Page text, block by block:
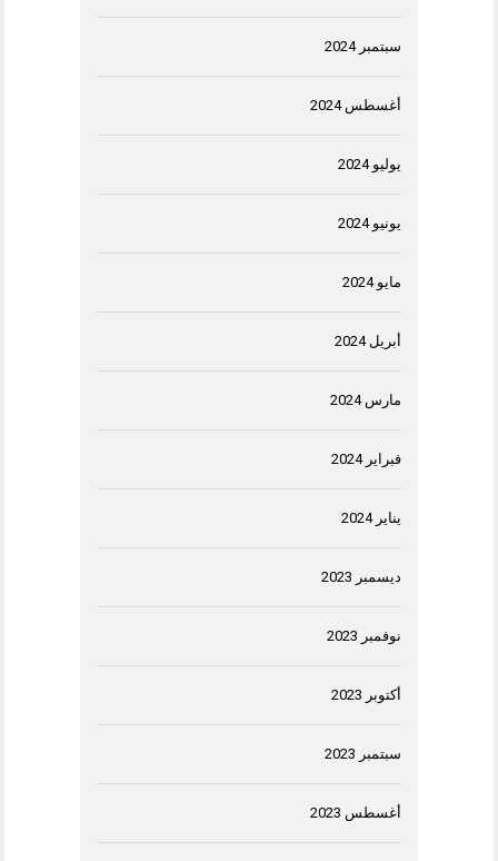
سبتمبر 2024
أغسطس 2024
يوليو 2024
يونيو 2024
مايو 2024
أبريل 2024
مارس 2024
فبراير 2024
يناير 2024
ديسمبر 2023
نوفمبر 2023
أكتوبر 2023
سبتمبر 2023
أغسطس 2023